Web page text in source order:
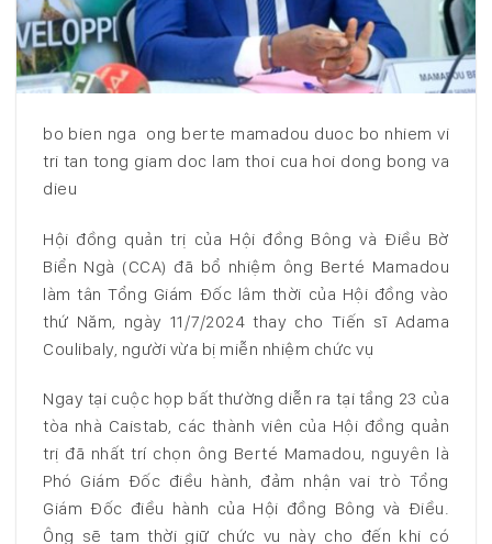
bo bien nga ong berte mamadou duoc bo nhiem vi
tri tan tong giam doc lam thoi cua hoi dong bong va
dieu
Hội đồng quản trị của Hội đồng Bông và Điều Bờ
Biển Ngà (CCA) đã bổ nhiệm ông Berté Mamadou
làm tân Tổng Giám Đốc lâm thời của Hội đồng vào
thứ Năm, ngày 11/7/2024 thay cho Tiến sĩ Adama
Coulibaly, người vừa bị miễn nhiệm chức vụ
Ngay tại cuộc họp bất thường diễn ra tại tầng 23 của
tòa nhà Caistab, các thành viên của Hội đồng quản
trị đã nhất trí chọn ông Berté Mamadou, nguyên là
Phó Giám Đốc điều hành, đảm nhận vai trò Tổng
Giám Đốc điều hành của Hội đồng Bông và Điều.
Ông sẽ tạm thời giữ chức vụ này cho đến khi có